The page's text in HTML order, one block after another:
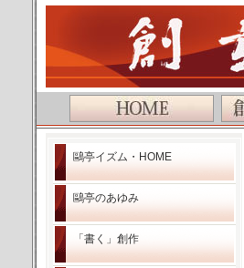
鷗亭イズム・HOME
鷗亭のあゆみ
「書く」創作